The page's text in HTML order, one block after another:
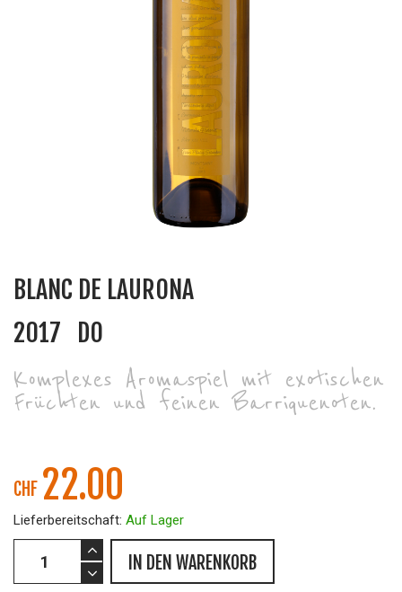
BLANC DE LAURONA
2017
DO
Komplexes Aromaspiel mit exotischen
Früchten und feinen Barriquenoten.
CHF 22.00
Lieferbereitschaft: Auf Lager
IN DEN WARENKORB